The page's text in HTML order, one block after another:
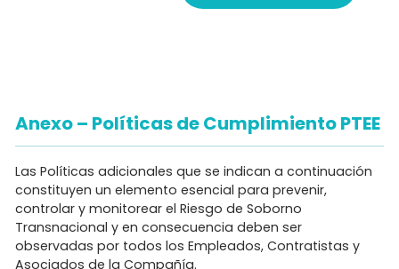
Anexo – Políticas de Cumplimiento PTEE
Las Políticas adicionales que se indican a continuación
constituyen un elemento esencial para prevenir,
controlar y monitorear el Riesgo de Soborno
Transnacional y en consecuencia deben ser
observadas por todos los Empleados, Contratistas y
Asociados de la Compañía.